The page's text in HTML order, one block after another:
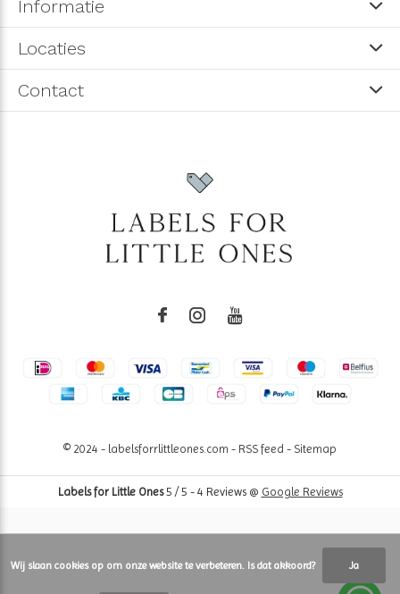
Informatie
Locaties
Contact
© 2024 - labelsforrlittleones.com - RSS feed - Sitemap
Labels for Little Ones5 / 5 - 4 Reviews @ Google Reviews
Wij slaan cookies op om onze website te verbeteren. Is dat akkoord? Ja